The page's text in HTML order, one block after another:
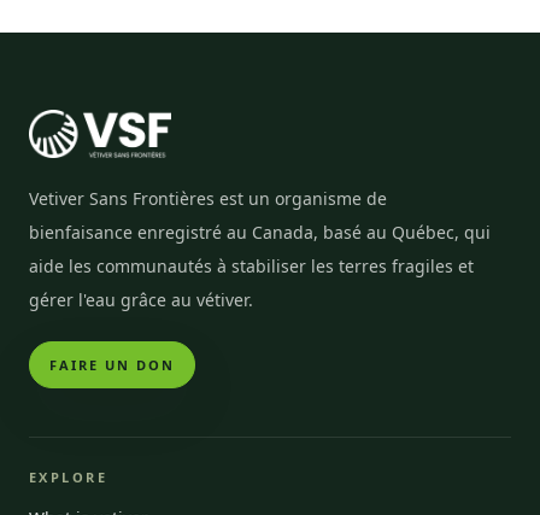
Vetiver Sans Frontières est un organisme de
bienfaisance enregistré au Canada, basé au Québec, qui
aide les communautés à stabiliser les terres fragiles et
gérer l'eau grâce au vétiver.
FAIRE UN DON
EXPLORE